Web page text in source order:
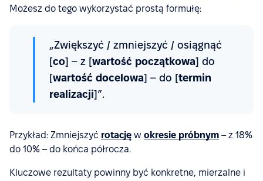
Możesz do tego wykorzystać prostą formułę:
„Zwiększyć / zmniejszyć / osiągnąć
[co] – z [wartość początkowa] do
[wartość docelowa] – do [termin
realizacji]”.
Przykład: Zmniejszyć rotację w okresie próbnym – z 18%
do 10% – do końca półrocza.
Kluczowe rezultaty powinny być konkretne, mierzalne i